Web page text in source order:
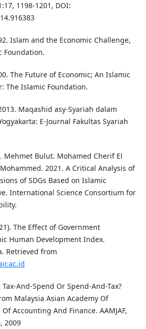
1198-1201, DOI:
Islam and the Economic Challenge,
Foundation.
The Future of Economic; An Islamic
The Islamic Foundation.
Maqashid asy-Syariah dalam
E-Journal Fakultas Syariah
Mehmet Bulut. Mohamed Cherif El
2021. A Critical Analysis of
of SDGs Based on Islamic
International Science Consortium for
The Effect of Government
Human Development Index.
Retrieved from
And-Spend Or Spend-And-Tax?
Malaysia Asian Academy Of
Accounting And Finance. AAMJAF,
2009